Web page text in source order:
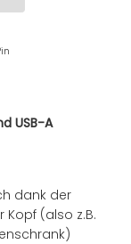
twittern
Auf Pinterest pinnen
USB-A
dank der
(also z.B.